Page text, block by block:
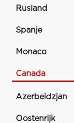
Rusland
Spanje
Monaco
Canada
Azerbeidzjan
Oostenrijk